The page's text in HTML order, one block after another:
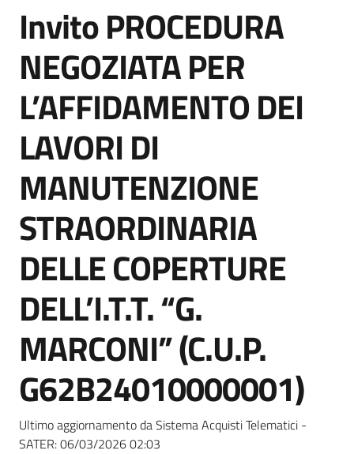
strumenti
Supporto
Piattaforme
telematiche
English
site
Seguici
su
Salta al contenuto
Invito PROCEDURA
NEGOZIATA PER
L’AFFIDAMENTO DEI
LAVORI DI
MANUTENZIONE
STRAORDINARIA
DELLE COPERTURE
DELL’I.T.T. “G.
MARCONI” (C.U.P.
G62B24010000001)
Ultimo aggiornamento da Sistema Acquisti Telematici -
SATER:06/03/2026 02:03